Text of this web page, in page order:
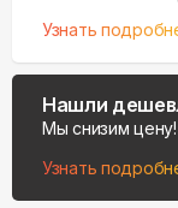
Узнать
Нашли
Мы снизим цену!
Узнать